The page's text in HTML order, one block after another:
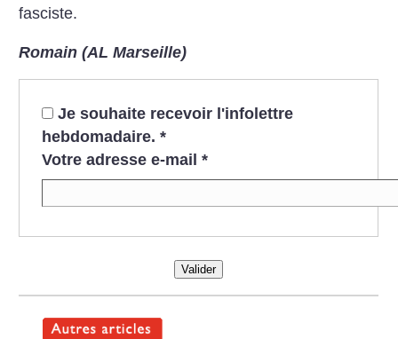
fasciste.
Romain (AL Marseille)
Je souhaite recevoir l'infolettre
hebdomadaire. *
Votre adresse e-mail *
Valider